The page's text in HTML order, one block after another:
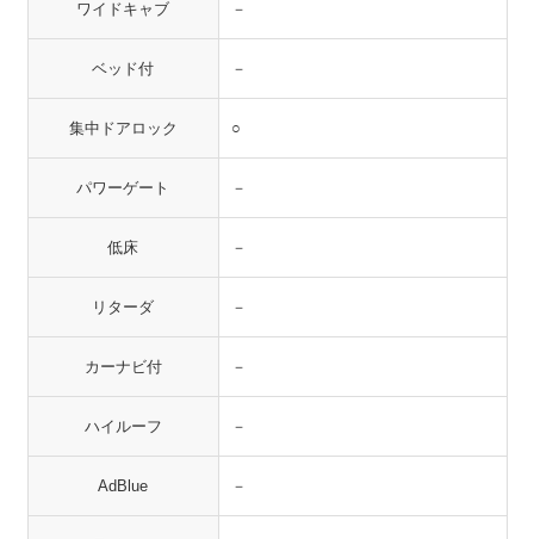
ワイドキャブ －
ベッド付 －
集中ドアロック ○
パワーゲート －
低床 －
リターダ －
カーナビ付 －
ハイルーフ －
AdBlue －